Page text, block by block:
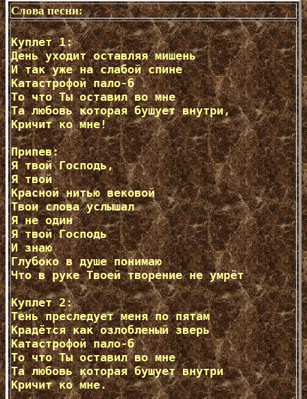
Слова песни:
Куплет 1:
День уходит оставляя мишень
И так уже на слабой спине
Катастрофой пало-б
То что Ты оставил во мне
Та любовь которая бушует внутри,
Кричит ко мне!
Припев:
Я твой Господь,
Я твой
Красной нитью вековой
Твои слова услышал
Я не один
Я твой Господь
И знаю
Глубоко в душе понимаю
Что в руке Твоей творение не умрёт
Куплет 2:
Тень преследует меня по пятам
Крадётся как озлобленый зверь
Катастрофой пало-б
То что Ты оставил во мне
Та любовь которая бушует внутри
Кричит ко мне.